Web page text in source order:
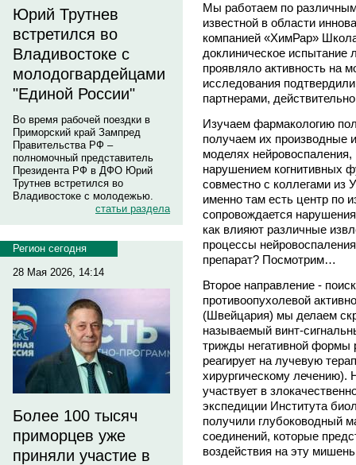
Юрий Трутнев
встретился во
Владивостоке с
молодогвардейцами
"Единой России"
Во время рабочей поездки в
Приморский край Зампред
Правительства РФ –
полномочный представитель
Президента РФ в ДФО Юрий
Трутнев встретился во
Владивостоке с молодежью.
статьи раздела
Регион сегодня
28 Мая 2026, 14:14
Более 100 тысяч
приморцев уже
приняли участие в
Мы работаем по
известной в области
компанией «ХимРар»
доклиническое испытание
проявляло активность на
исследования
партнерами,
Изучаем фармакологию
получаем их производные
моделях
нарушением когнитивных
совместно с коллегами из
именно там есть центр по
сопровождается
как влияют различные
процессы
препарат? Посмотрим…
Второе направление -
противоопухолевой
(Швейцария) мы делаем
называемый винт-
трижды негативной формы
реагирует на лучевую
хирургическому лечению).
участвует в
экспедиции Института
получили глубоководный
соединений, которые
воздействия на эту